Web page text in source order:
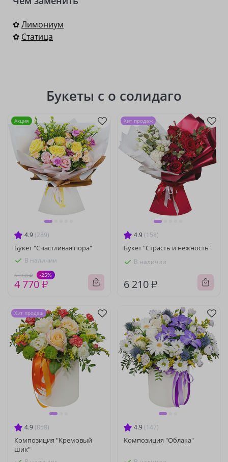
✿Лимониум
✿ Статица
Букеты с о солидаго
4.9 (289)
Букет "Счастливая пора"
В наличии
6 360 ₽ -25%
4 770 ₽
Акция
4.9 (158)
Букет "Страсть и нежность"
В наличии
6 210 ₽
Хит продаж
4.9 (858)
Композиция "Кремовый
шик"
Хит продаж
4.9 (147)
Композиция "Облака"